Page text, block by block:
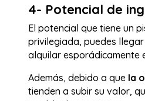
4- Potencial de
El potencial que tiene un
privilegiada, puedes
alquilar esporádicamente
Además, debido a quela
tienden a subir su valor,